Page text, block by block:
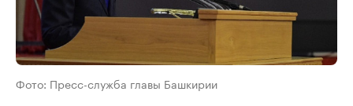
Фото: Пресс-служба главы Башкирии